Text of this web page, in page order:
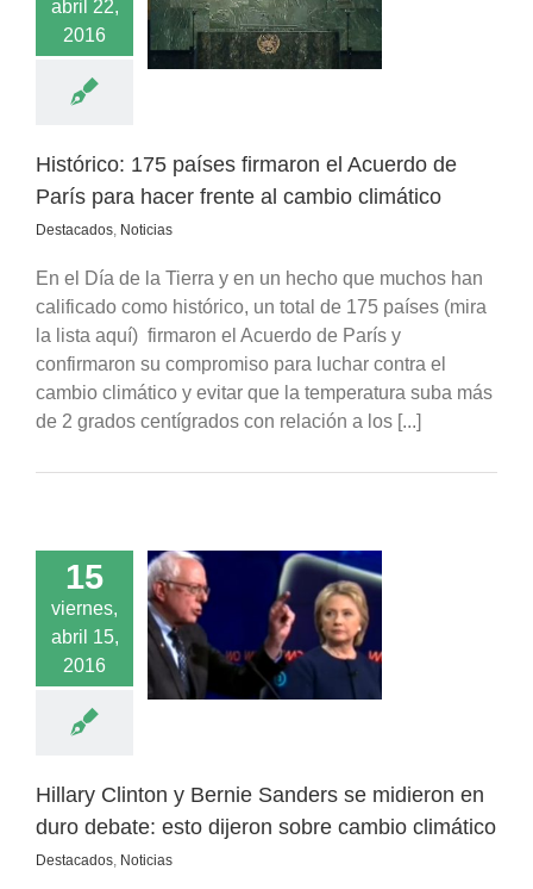
abril 22,
2016
hacer frente al
climático
Histórico: 175 países firmaron el Acuerdo de
París para hacer frente al cambio climático
Destacados, Noticias
En el Día de la Tierra y en un hecho que muchos han
calificado como histórico, un total de 175 países (mira
la lista aquí) firmaron el Acuerdo de París y
confirmaron su compromiso para luchar contra el
cambio climático y evitar que la temperatura suba más
de 2 grados centígrados con relación a los [...]
15
viernes,
abril 15,
2016
y Bernie
se midieron en
climático
Hillary Clinton y Bernie Sanders se midieron en
duro debate: esto dijeron sobre cambio climático
Destacados, Noticias